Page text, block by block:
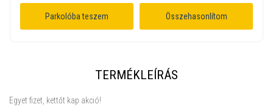
Parkolóba teszem Összehasonlítom
TERMÉKLEÍRÁS
Egyet fizet, kettőt kap akció!